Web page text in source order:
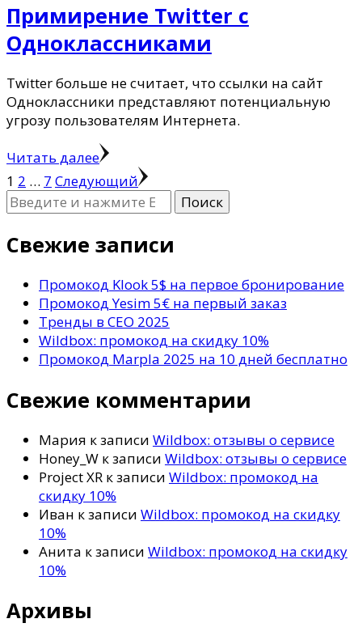
Примирение Twitter с
Одноклассниками
Twitter больше не считает, что ссылки на сайт
Одноклассники представляют потенциальную
угрозу пользователям Интернета.
Читать далее
Пагинация
записей
Страница
1 Страница
2 … Страница
7 Следующий
Ищите
что-
то?
Свежие записи
Промокод Klook 5$ на первое бронирование
Промокод Yesim 5€ на первый заказ
Тренды в СЕО 2025
Wildbox: промокод на скидку 10%
Промокод Marpla 2025 на 10 дней бесплатно
Свежие комментарии
Мария к записи Wildbox: отзывы о сервисе
Honey_W к записи Wildbox: отзывы о сервисе
Project XR к записи Wildbox: промокод на
скидку 10%
Иван к записи Wildbox: промокод на скидку
10%
Анита к записи Wildbox: промокод на скидку
10%
Архивы